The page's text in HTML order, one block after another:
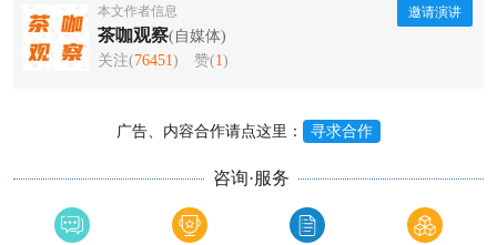
本文作者信息
茶咖观察(自媒体)
关注(76451 ) 赞(1 )
邀请演讲
广告、内容合作请点这里： 寻求合作
咨询·服务